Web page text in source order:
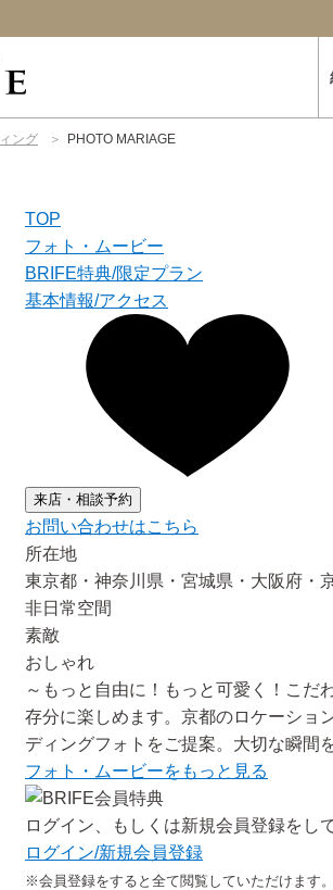
ング PHOTO MARIAGE
TOP
フォト・ ムービー
BRIFE特典/限定プラン
基本情報/アクセス
来店・相談予約
お問い合わせはこちら
所在地
東京都・神奈川県・宮城県・大阪府・
非日常空間
素敵
おしゃれ
～もっと自由に！もっと可愛く！こだ
存分に楽しめます。京都のロケーショ
ディングフォトをご提案。大切な瞬間
フォト・ムービーをもっと見る
ログイン、もしくは新規会員登録をし
ログイン/新規会員登録
※会員登録をすると全て閲覧していただけます。